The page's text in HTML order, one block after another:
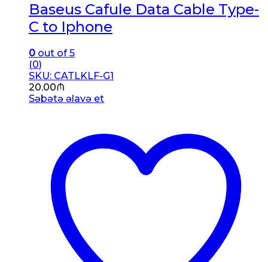
Baseus Cafule Data Cable Type-
C to Iphone
0 out of 5
(0)
SKU: CATLKLF-G1
20.00₼
Səbətə əlavə et